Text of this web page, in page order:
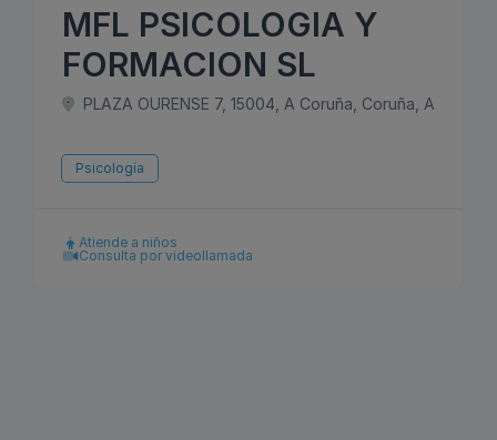
MFL PSICOLOGIA Y
FORMACION SL
PLAZA OURENSE 7, 15004, A Coruña, Coruña, A
Psicología
Atiende a niños
Consulta por videollamada